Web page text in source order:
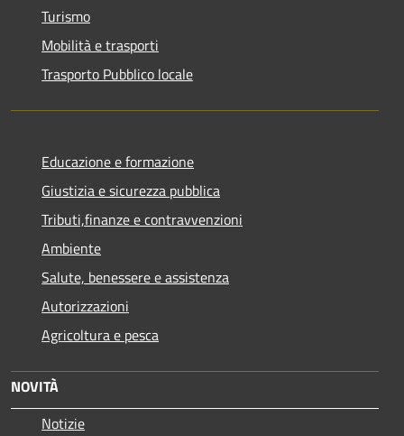
Turismo
Mobilità e trasporti
Trasporto Pubblico locale
Educazione e formazione
Giustizia e sicurezza pubblica
Tributi,finanze e contravvenzioni
Ambiente
Salute, benessere e assistenza
Autorizzazioni
Agricoltura e pesca
NOVITÀ
Notizie